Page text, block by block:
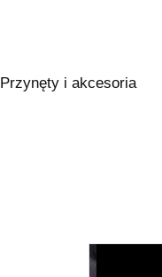
Przynęty i akcesoria